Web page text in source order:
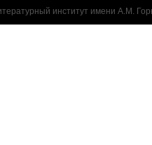
институт имени А.М.